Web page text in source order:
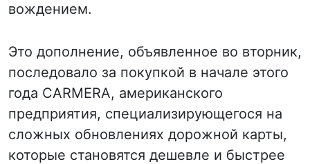
вождением.
Это дополнение, объявленное во вторник,
последовало за покупкой в начале этого
года CARMERA, американского
предприятия, специализирующегося на
сложных обновлениях дорожной карты,
которые становятся дешевле и быстрее